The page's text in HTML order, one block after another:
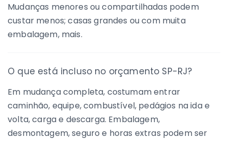
Mudanças menores ou compartilhadas podem
custar menos; casas grandes ou com muita
embalagem, mais.
O que está incluso no orçamento SP-RJ?
Em mudança completa, costumam entrar
caminhão, equipe, combustível, pedágios na ida e
volta, carga e descarga. Embalagem,
desmontagem, seguro e horas extras podem ser